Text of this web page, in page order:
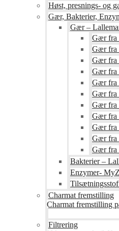
Høst, presnings- og
Gær, Bakterier,
Gær –
Gær fra
Gær fra
Gær fra
Gær fra
Gær fra
Gær fra
Gær fra
Gær fra
Gær fra
Gær fra
Gær fra
Bakterier –
Enzymer-
Charmat fremstilling
Charmat fremstilling
Filtrering